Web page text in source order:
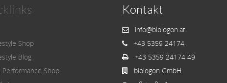
Shop
Blog
Performance Shop
Kontakt
info@biologon.at
+43 5359 24174
+43 5359 24174 49
biologon GmbH